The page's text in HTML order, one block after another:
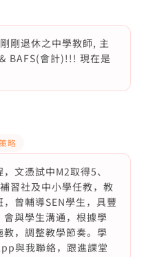
剛退休之中學教師, 主
BAFS(會計)!!! 現在是
略
文憑試中M2取得5、
習社及中小學任教，教
曾輔導SEN學生，具豐
與學生溝通，根據學
，調整教學節奏。學
與我聯絡，跟進課堂